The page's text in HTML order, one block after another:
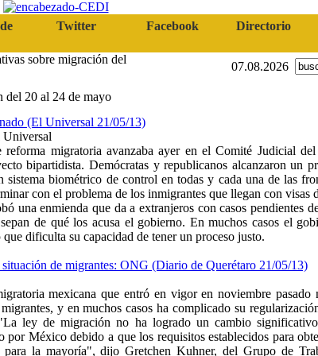
Twitter Facebook Directorio
sobre migración del
07.08.2026
del 20 al 24 de mayo
(El Universal 21/05/13)
Universal
migratoria avanzaba ayer en el Comité Judicial del
bipartidista. Demócratas y republicanos alcanzaron un
sistema biométrico de control en todas y cada una de las
con el problema de los inmigrantes que llegan con visas
una enmienda que da a extranjeros con casos pendientes
de qué los acusa el gobierno. En muchos casos el
dificulta su capacidad de tener un proceso justo.
de migrantes: ONG (Diario de Querétaro 21/05/13)
mexicana que entró en vigor en noviembre pasado
y en muchos casos ha complicado su
ley de migración no ha logrado un cambio
por México debido a que los requisitos establecidos para
la mayoría", dijo Gretchen Kuhner, del Grupo de